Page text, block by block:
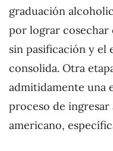
graduación
por lograr cosechar
sin pasificación y el
consolida. Otra
admitidamente una
proceso de
americano,